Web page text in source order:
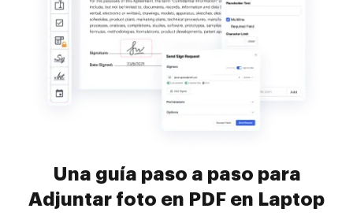
Una guía paso a paso para
Adjuntar foto en PDF en Laptop